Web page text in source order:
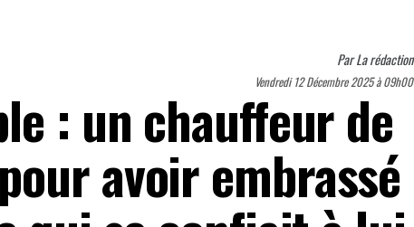
ParLa rédaction
Vendredi 12 Décembre 2025 à 09h00
: un chauffeur de
avoir embrassé